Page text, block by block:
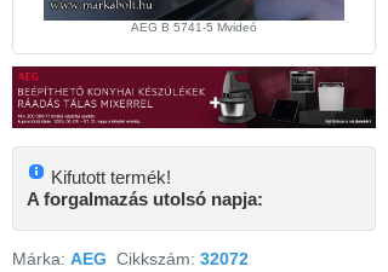
AEG B 5741-5 Mvideó
Kifutott termék!
A forgalmazás utolsó napja:
Márka: AEG Cikkszám: 32072